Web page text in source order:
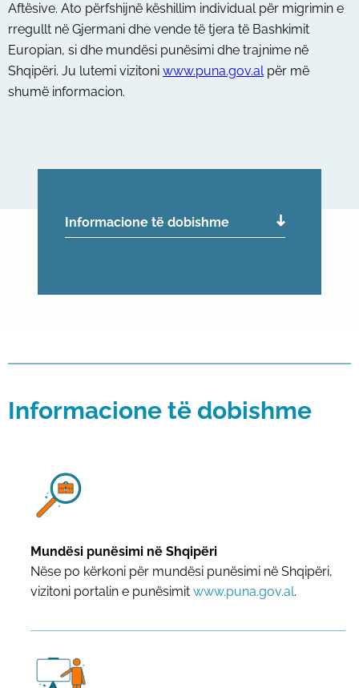
Aftësive. Ato përfshijnë këshillim individual për migrimin e
rregullt në Gjermani dhe vende të tjera të Bashkimit
Europian, si dhe mundësi punësimi dhe trajnime në
Shqipëri. Ju lutemi vizitoni www.puna.gov.alpër më
shumë informacion.
Informacione të dobishme
Informacione të dobishme
Mundësi punësimi në Shqipëri
Nëse po kërkoni për mundësi punësimi në Shqipëri,
vizitoni portalin e punësimit www.puna.gov.al.